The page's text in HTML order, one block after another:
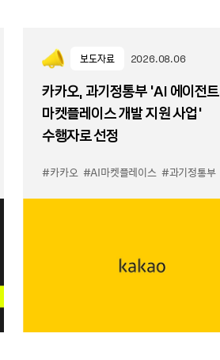
#선물하기 LuX #선물하기 미우미우 입점
보도자료 2026.08.06
카카오, 과기정통부 ‘AI 에이전트
마켓플레이스 개발 지원 사업’
수행자로 선정
#카카오 #AI마켓플레이스 #과기정통부